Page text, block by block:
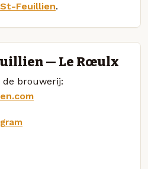
Feuillien.
— Le Rœulx
de brouwerij: